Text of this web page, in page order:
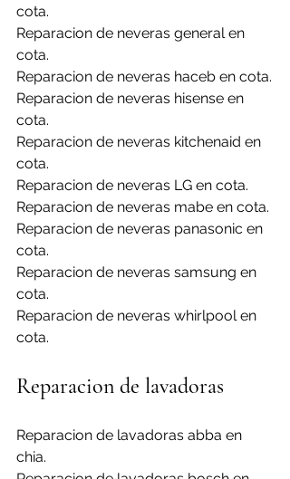
cota.
Reparacion de neveras general en
cota.
Reparacion de neveras haceb en cota.
Reparacion de neveras hisense en
cota.
Reparacion de neveras kitchenaid en
cota.
Reparacion de neveras LG en cota.
Reparacion de neveras mabe en cota.
Reparacion de neveras panasonic en
cota.
Reparacion de neveras samsung en
cota.
Reparacion de neveras whirlpool en
cota.
Reparacion de lavadoras
Reparacion de lavadoras abba en
chia.